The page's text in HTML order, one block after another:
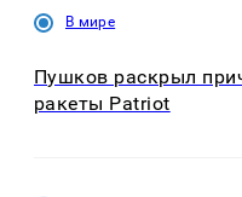
В мире
Пушков раскрыл
ракеты Patriot